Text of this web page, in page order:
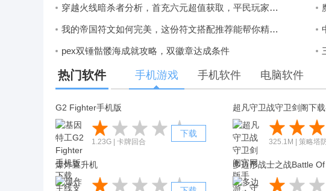
穿越火线暗杀者分析，首充六元超值获取，平民玩家战术优选
我的帝国符文如何完美，这份符文搭配推荐能帮你精准选择
pex双锤骷髅海成就攻略，双徽章达成条件
热门软件 手机游戏 手机软件 电脑软件
G2 Fighter手机版
1.23G | 卡牌回合
下载
超凡守卫战守卫剑阁下
325.1M | 策略塔
爆炸直升机